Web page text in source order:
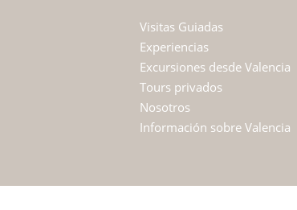
Visitas Guiadas
Experiencias
Excursiones desde Valencia
Tours privados
Nosotros
Información sobre Valencia